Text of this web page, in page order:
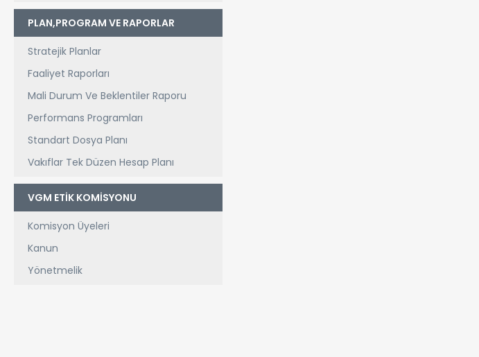
PLAN,PROGRAM VE RAPORLAR
Stratejik Planlar
Faaliyet Raporları
Mali Durum Ve Beklentiler Raporu
Performans Programları
Standart Dosya Planı
Vakıflar Tek Düzen Hesap Planı
VGM ETİK KOMİSYONU
Komisyon Üyeleri
Kanun
Yönetmelik